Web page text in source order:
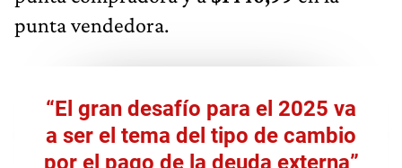
punta vendedora.
“El gran desafío para el 2025 va
a ser el tema del tipo de cambio
por el pago de la deuda externa”